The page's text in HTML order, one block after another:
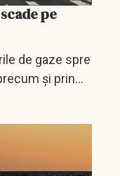
pe
de gaze spre
şi prin
privind